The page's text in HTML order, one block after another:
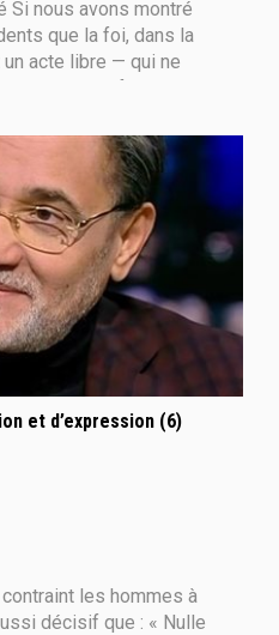
Si nous avons montré
que la foi, dans la
acte libre — qui ne
pas par la force — alors
de croire, pourquoi
et d’expression (6)
les hommes à
décisif que : « Nulle